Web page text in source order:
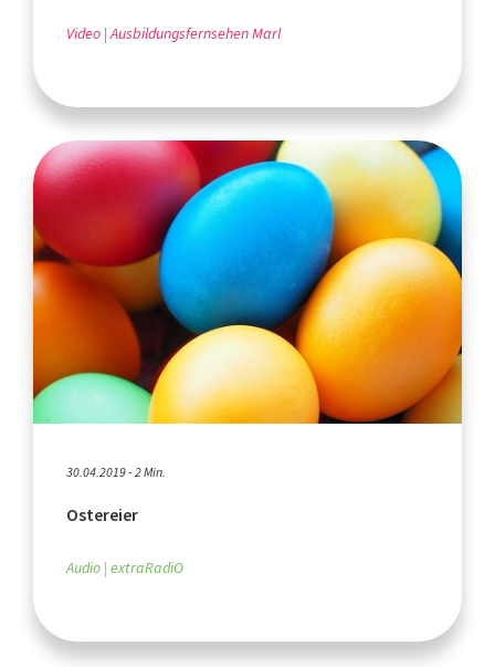
Video Ausbildungsfernsehen Marl
30.04.2019 - 2 Min.
Ostereier
Audio extraRadiO